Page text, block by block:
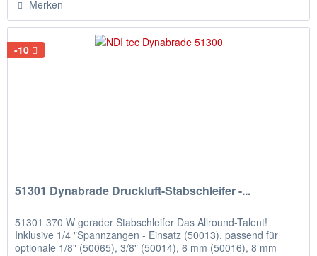
Merken
-10
51301 Dynabrade Druckluft-Stabschleifer -...
51301 370 W gerader Stabschleifer Das Allround-Talent!
Inklusive 1/4 "Spannzangen - Einsatz (50013), passend für
optionale 1/8" (50065), 3/8" (50014), 6 mm (50016), 8 mm